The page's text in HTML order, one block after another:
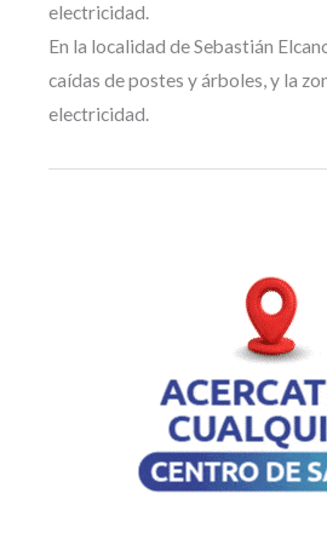
electricidad.
En la localidad de Sebastián
caídas de postes y árboles, y la
electricidad.